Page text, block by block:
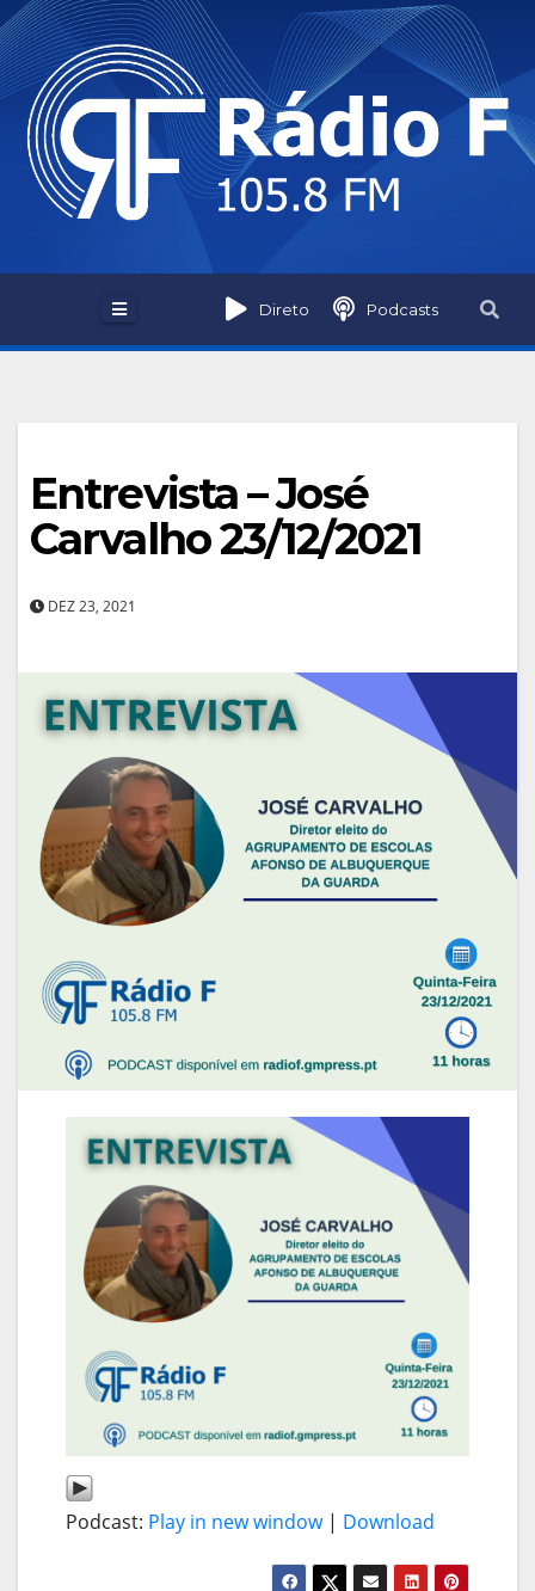
Skip
to
content
Direto Podcasts
Entrevista – José
Carvalho 23/12/2021
DEZ 23, 2021
Podcast: Play in new window| Download